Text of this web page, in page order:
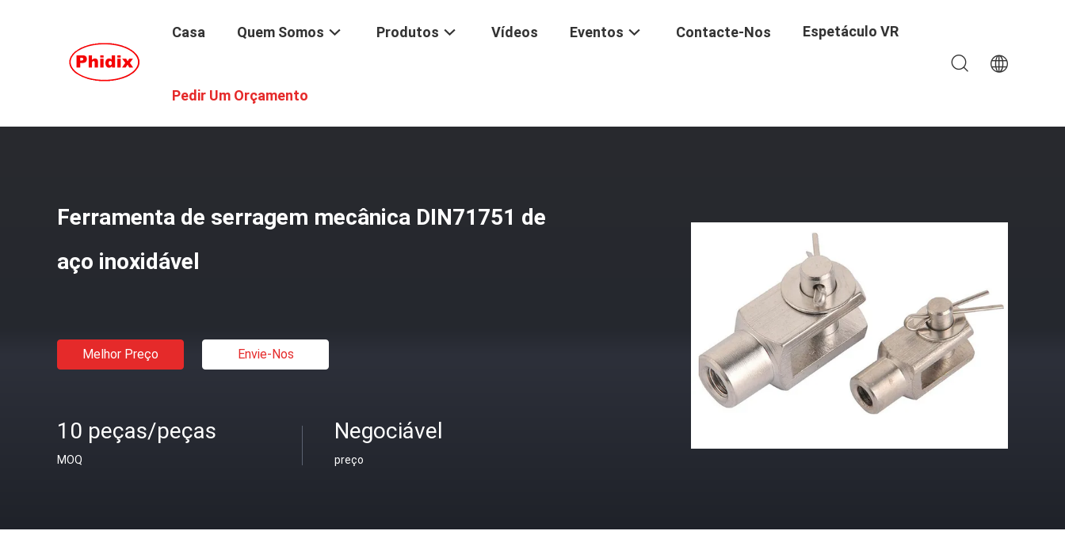
Casa Quem Somos Produtos Vídeos Eventos Contacte-Nos Espetáculo VR
Pedir Um Orçamento
Ferramenta de serragem mecânica DIN71751 de
aço inoxidável
Melhor Preço Envie-Nos
10 peças/peças
MOQ
Negociável
preço